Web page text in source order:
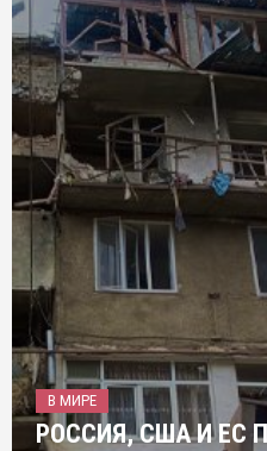
В МИРЕ
РОССИЯ, США И ЕС